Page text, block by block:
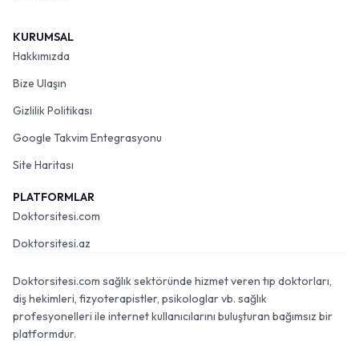
KURUMSAL
Hakkımızda
Bize Ulaşın
Gizlilik Politikası
Google Takvim Entegrasyonu
Site Haritası
PLATFORMLAR
Doktorsitesi.com
Doktorsitesi.az
Doktorsitesi.com sağlık sektöründe hizmet veren tıp doktorları,
diş hekimleri, fizyoterapistler, psikologlar vb. sağlık
profesyonelleri ile internet kullanıcılarını buluşturan bağımsız bir
platformdur.